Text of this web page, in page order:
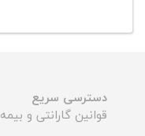
دسترسی سریع
قوانین گارانتی و بیمه